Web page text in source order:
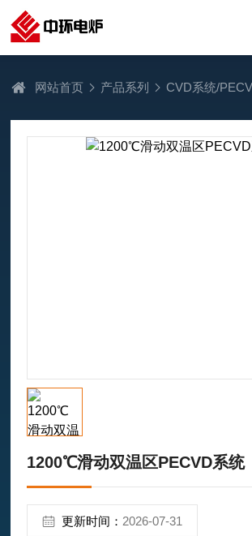
网站首页 产品系列 CVD系统/
1200℃滑动双温区PECVD系统
更新时间： 2026-07-31